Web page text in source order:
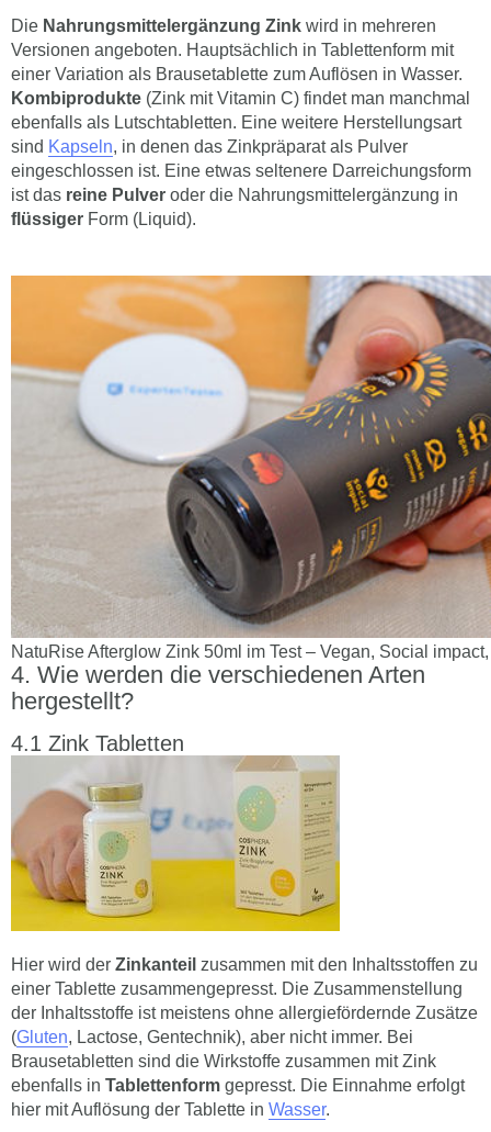
Die Nahrungsmittelergänzung Zink wird in mehreren
Versionen angeboten. Hauptsächlich in Tablettenform mit
einer Variation als Brausetablette zum Auflösen in Wasser.
Kombiprodukte (Zink mit Vitamin C) findet man manchmal
ebenfalls als Lutschtabletten. Eine weitere Herstellungsart
sind Kapseln, in denen das Zinkpräparat als Pulver
eingeschlossen ist. Eine etwas seltenere Darreichungsform
ist das reine Pulver oder die Nahrungsmittelergänzung in
flüssiger Form (Liquid).
NatuRise Afterglow Zink 50ml im Test – Vegan, Social
Wie werden die verschiedenen Arten
hergestellt?
Zink Tabletten
Hier wird der Zinkanteil zusammen mit den Inhaltsstoffen zu
einer Tablette zusammengepresst. Die Zusammenstellung
der Inhaltsstoffe ist meistens ohne allergiefördernde Zusätze
(Gluten, Lactose, Gentechnik), aber nicht immer. Bei
Brausetabletten sind die Wirkstoffe zusammen mit Zink
ebenfalls in Tablettenform gepresst. Die Einnahme erfolgt
hier mit Auflösung der Tablette in Wasser.